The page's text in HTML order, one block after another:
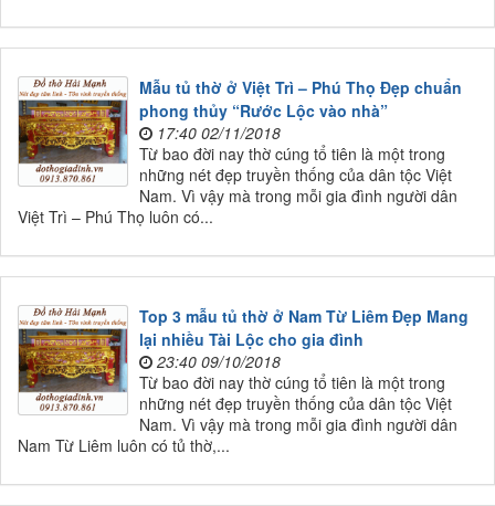
Mẫu tủ thờ ở Việt Trì – Phú Thọ Đẹp chuẩn
phong thủy “Rước Lộc vào nhà”
17:40 02/11/2018
Từ bao đời nay thờ cúng tổ tiên là một trong
những nét đẹp truyền thống của dân tộc Việt
Nam. Vì vậy mà trong mỗi gia đình người dân
Việt Trì – Phú Thọ luôn có...
Top 3 mẫu tủ thờ ở Nam Từ Liêm Đẹp Mang
lại nhiều Tài Lộc cho gia đình
23:40 09/10/2018
Từ bao đời nay thờ cúng tổ tiên là một trong
những nét đẹp truyền thống của dân tộc Việt
Nam. Vì vậy mà trong mỗi gia đình người dân
Nam Từ Liêm luôn có tủ thờ,...